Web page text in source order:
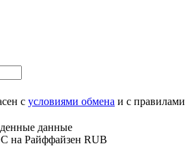
с условиями обмена и с правилами
данные
на Райффайзен RUB